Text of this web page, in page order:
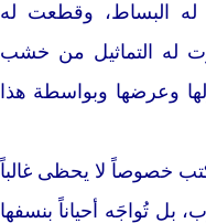
البساط، وقطعت له
له التماثيل من خشب
وعرضها وبواسطة هذا
خصوصاً لا يحظى غالباً
بل تُواجَه أحياناً بنسفها